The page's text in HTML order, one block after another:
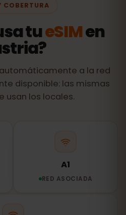
COBERTURA
tueSIMen
a la red
disponible: las mismas
usan los locales.
A1
RED ASOCIADA